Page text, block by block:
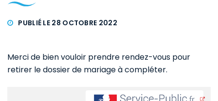
PUBLIÉ LE 28 OCTOBRE 2022
Merci de bien vouloir prendre rendez-vous pour
retirer le dossier de mariage à compléter.